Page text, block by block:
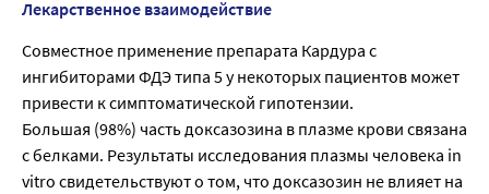
Лекарственное взаимодействие
Совместное применение препарата Кардура с
ингибиторами ФДЭ типа 5 у некоторых пациентов может
привести к симптоматической гипотензии.
Большая (98%) часть доксазозина в плазме крови связана
с белками. Результаты исследования плазмы человека in
vitro свидетельствуют о том, что доксазозин не влияет на